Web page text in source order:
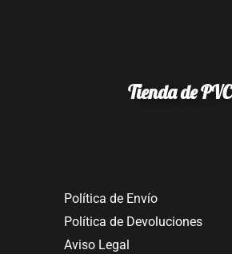
Tienda de PVC
Política de Envío
Política de Devoluciones
Aviso Legal